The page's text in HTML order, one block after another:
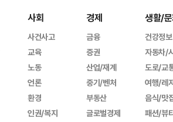
사회
사건사고
교육
노동
언론
환경
인권/복지
경제
금융
증권
산업/재계
중기/벤처
부동산
글로벌경제
생활/
건강정보
자동차/
도로/교
여행/레
음식/맛
패션/뷰